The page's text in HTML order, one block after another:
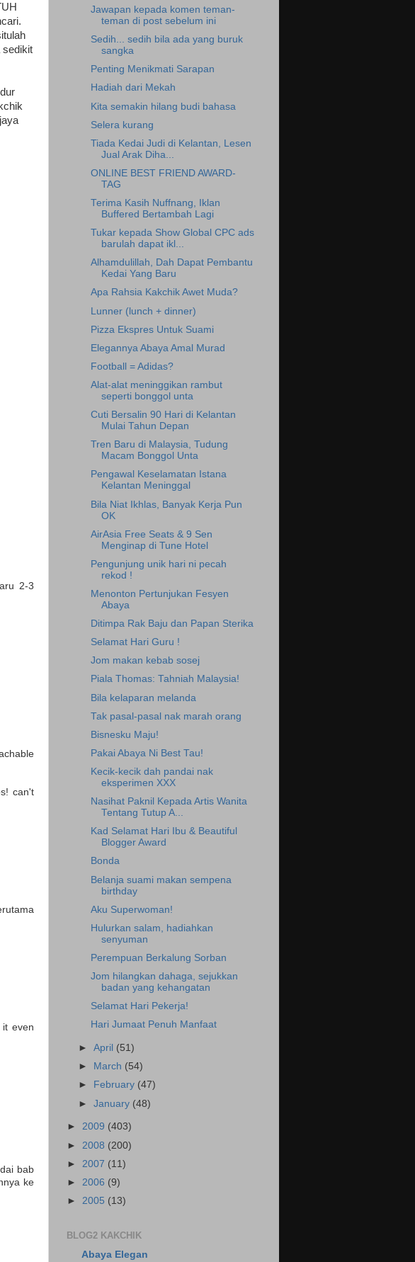
sedikit
2-3
can't
it even
bab
ke
Jawapan kepada komen teman-
teman di post sebelum ini
Sedih... sedih bila ada yang buruk
sangka
Penting Menikmati Sarapan
Hadiah dari Mekah
Kita semakin hilang budi bahasa
Selera kurang
Tiada Kedai Judi di Kelantan, Lesen
Jual Arak Diha...
ONLINE BEST FRIEND AWARD-
TAG
Terima Kasih Nuffnang, Iklan
Buffered Bertambah Lagi
Tukar kepada Show Global CPC ads
barulah dapat ikl...
Alhamdulillah, Dah Dapat Pembantu
Kedai Yang Baru
Apa Rahsia Kakchik Awet Muda?
Lunner (lunch + dinner)
Pizza Ekspres Untuk Suami
Elegannya Abaya Amal Murad
Football = Adidas?
Alat-alat meninggikan rambut
seperti bonggol unta
Cuti Bersalin 90 Hari di Kelantan
Mulai Tahun Depan
Tren Baru di Malaysia, Tudung
Macam Bonggol Unta
Pengawal Keselamatan Istana
Kelantan Meninggal
Bila Niat Ikhlas, Banyak Kerja Pun
OK
AirAsia Free Seats & 9 Sen
Menginap di Tune Hotel
Pengunjung unik hari ni pecah
rekod !
Menonton Pertunjukan Fesyen
Abaya
Ditimpa Rak Baju dan Papan Sterika
Selamat Hari Guru !
Jom makan kebab sosej
Piala Thomas: Tahniah Malaysia!
Bila kelaparan melanda
Tak pasal-pasal nak marah orang
Bisnesku Maju!
Pakai Abaya Ni Best Tau!
Kecik-kecik dah pandai nak
eksperimen XXX
Nasihat Paknil Kepada Artis Wanita
Tentang Tutup A...
Kad Selamat Hari Ibu & Beautiful
Blogger Award
Bonda
Belanja suami makan sempena
birthday
Aku Superwoman!
Hulurkan salam, hadiahkan
senyuman
Perempuan Berkalung Sorban
Jom hilangkan dahaga, sejukkan
badan yang kehangatan
Selamat Hari Pekerja!
Hari Jumaat Penuh Manfaat
►April (51)
►
March (54)
►
February (47)
►January (48)
► 2009 (403)
► 2008 (200)
► 2007 (11)
► 2006 (9)
► 2005 (13)
BLOG2 KAKCHIK
Abaya Elegan